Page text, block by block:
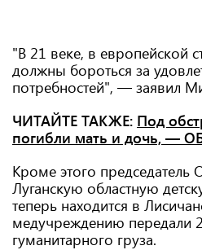
"В 21 веке, в европейской
должны бороться за
потребностей", — заявил
ЧИТАЙТЕ ТАКЖЕ: Под
погибли мать и дочь, —
Кроме этого председатель
Луганскую областную
теперь находится в
медучреждению передали
гуманитарного груза.